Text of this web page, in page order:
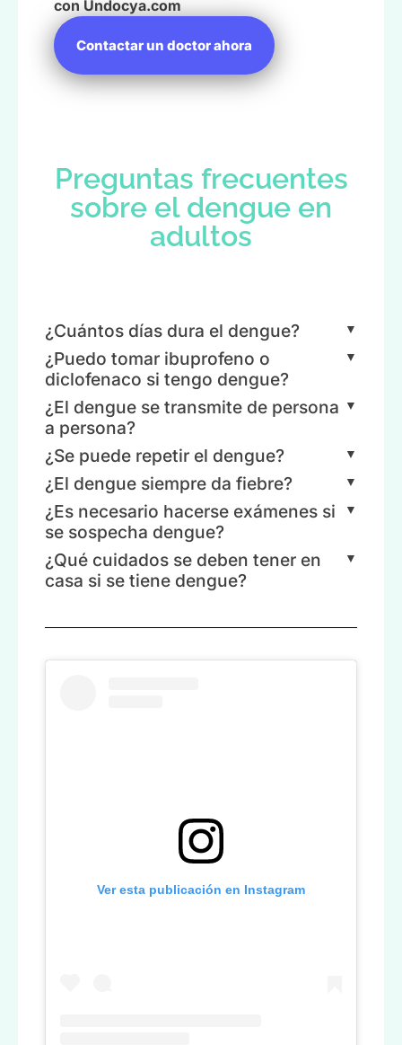
con Undocya.com
Contactar un doctor ahora
Preguntas frecuentes
sobre el dengue en
adultos
¿Cuántos días dura el dengue?
¿Puedo tomar ibuprofeno o
diclofenaco si tengo dengue?
¿El dengue se transmite de persona
a persona?
¿Se puede repetir el dengue?
¿El dengue siempre da fiebre?
¿Es necesario hacerse exámenes si
se sospecha dengue?
¿Qué cuidados se deben tener en
casa si se tiene dengue?
Ver esta publicación en Instagram